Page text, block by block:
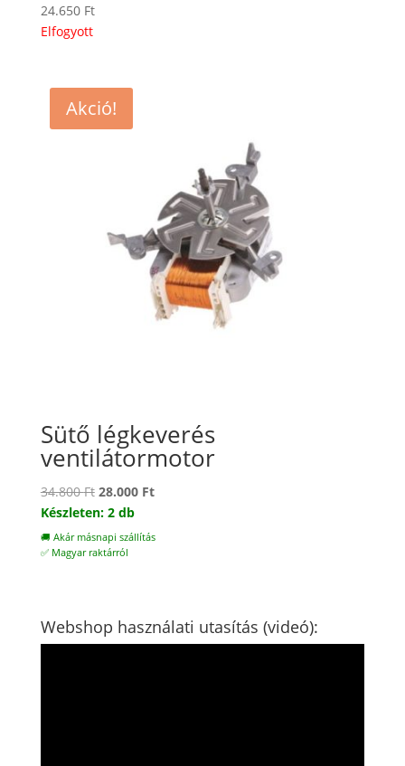
24.650 Ft
Elfogyott
Akció!
Sütő légkeverés
ventilátormotor
34.800Ft Original
price
was:
34.800 Ft.
28.000 FtCurrent
is:
Készleten: 2 db
🚚 Akár másnapi szállítás
✅ Magyar raktárról
Webshop használati utasítás (videó):